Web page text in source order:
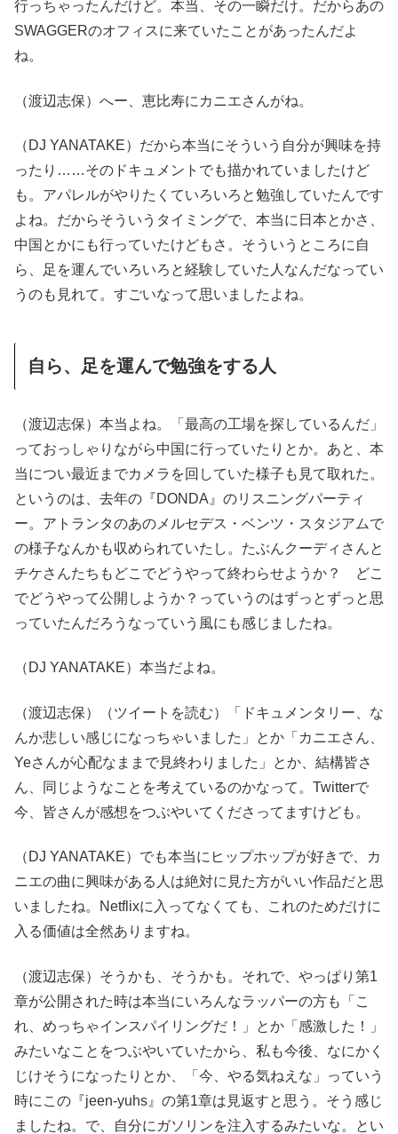
行っちゃったんだけど。本当、その一瞬だけ。だからあの
SWAGGERのオフィスに来ていたことがあったんだよ
ね。
（渡辺志保）へー、恵比寿にカニエさんがね。
（DJ YANATAKE）だから本当にそういう自分が興味を持
ったり……そのドキュメントでも描かれていましたけど
も。アパレルがやりたくていろいろと勉強していたんです
よね。だからそういうタイミングで、本当に日本とかさ、
中国とかにも行っていたけどもさ。そういうところに自
ら、足を運んでいろいろと経験していた人なんだなってい
うのも見れて。すごいなって思いましたよね。
自ら、足を運んで勉強をする人
（渡辺志保）本当よね。「最高の工場を探しているんだ」
っておっしゃりながら中国に行っていたりとか。あと、本
当につい最近までカメラを回していた様子も見て取れた。
というのは、去年の『DONDA』のリスニングパーティ
ー。アトランタのあのメルセデス・ベンツ・スタジアムで
の様子なんかも収められていたし。たぶんクーディさんと
チケさんたちもどこでどうやって終わらせようか？ どこ
でどうやって公開しようか？っていうのはずっとずっと思
っていたんだろうなっていう風にも感じましたね。
（DJ YANATAKE）本当だよね。
（渡辺志保）（ツイートを読む）「ドキュメンタリー、な
んか悲しい感じになっちゃいました」とか「カニエさん、
Yeさんが心配なままで見終わりました」とか、結構皆さ
ん、同じようなことを考えているのかなって。Twitterで
今、皆さんが感想をつぶやいてくださってますけども。
（DJ YANATAKE）でも本当にヒップホップが好きで、カ
ニエの曲に興味がある人は絶対に見た方がいい作品だと思
いましたね。Netflixに入ってなくても、これのためだけに
入る価値は全然ありますね。
（渡辺志保）そうかも、そうかも。それで、やっぱり第1
章が公開された時は本当にいろんなラッパーの方も「こ
れ、めっちゃインスパイリングだ！」とか「感激した！」
みたいなことをつぶやいていたから、私も今後、なにかく
じけそうになったりとか、「今、やる気ねえな」っていう
時にこの『jeen-yuhs』の第1章は見返すと思う。そう感じ
ましたね。で、自分にガソリンを注入するみたいな。とい